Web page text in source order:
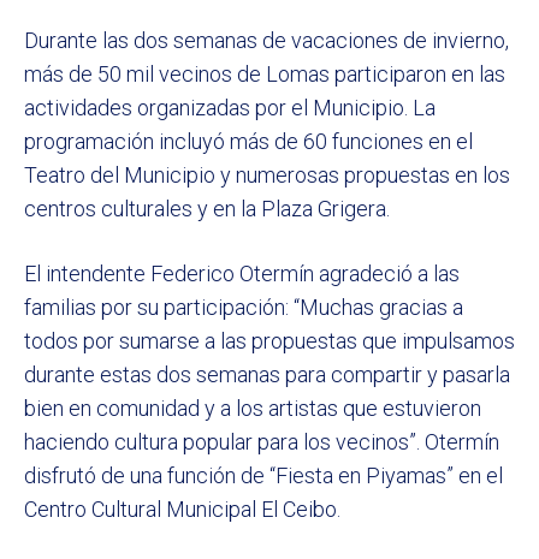
Durante las dos semanas de vacaciones de invierno,
más de 50 mil vecinos de Lomas participaron en las
actividades organizadas por el Municipio. La
programación incluyó más de 60 funciones en el
Teatro del Municipio y numerosas propuestas en los
centros culturales y en la Plaza Grigera.
El intendente Federico Otermín agradeció a las
familias por su participación: “Muchas gracias a
todos por sumarse a las propuestas que impulsamos
durante estas dos semanas para compartir y pasarla
bien en comunidad y a los artistas que estuvieron
haciendo cultura popular para los vecinos”. Otermín
disfrutó de una función de “Fiesta en Piyamas” en el
Centro Cultural Municipal El Ceibo.